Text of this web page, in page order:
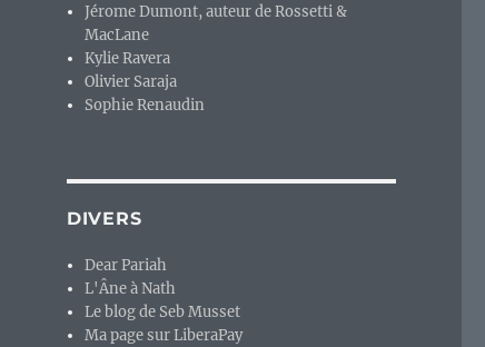
Jérome Dumont, auteur de Rossetti &
MacLane
Kylie Ravera
Olivier Saraja
Sophie Renaudin
DIVERS
Dear Pariah
L'Âne à Nath
Le blog de Seb Musset
Ma page sur LiberaPay